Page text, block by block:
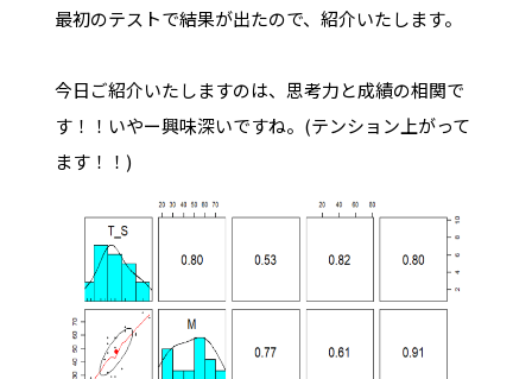
最初のテストで結果が出たので、紹介いたします。
今日ご紹介いたしますのは、思考力と成績の相関で
す！！いやー興味深いですね。(テンション上がって
ます！！)